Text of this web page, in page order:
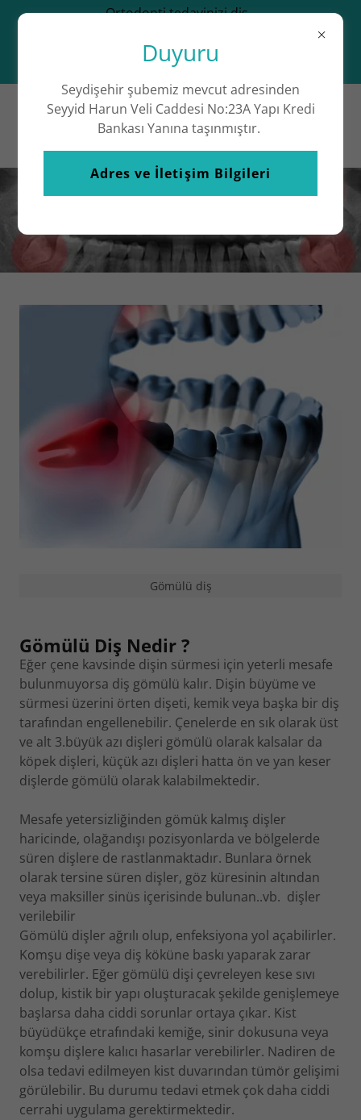
Ortodonti tedavinizi diş
ödeyebileceğinizi biliyor
muydunuz?
Gömülü Diş Nedir ?
Eğer çene kavsinde dişin sürmesi için yeterli mesafe
bulunmuyorsa diş gömülü kalır. Dişin büyüme ve
sürmesi üzerini örten dişeti, kemik veya başka bir diş
tarafından engellenebilir. Çenelerde en sık olarak üst
ve alt 3.büyük azı dişleri gömülü olarak kalsalar da
köpek dişleri, küçük azı dişleri hatta ön ve yan keser
dişlerde gömülü olarak kalabilmektedir.
Mesafe yetersizliğinden gömük kalmış dişler
haricinde, olağandışı pozisyonlarda ve bölgelerde
süren dişlere de rastlanmaktadır. Bunlara örnek
olarak tersine süren dişler, göz küresinin altından
veya maksiller sinüs içerisinde bulunan..vb. dişler
verilebilir
Gömülü dişler ağrılı olup, enfeksiyona yol açabilirler.
Komşu dişe veya diş köküne baskı yaparak zarar
verebilirler. Eğer gömülü dişi çevreleyen kese sıvı
dolup, kistik bir yapı oluşturacak şekilde genişlemeye
başlarsa daha ciddi sorunlar ortaya çıkar. Kist
büyüdükçe etrafındaki kemiğe, sinir dokusuna veya
komşu dişlere kalıcı hasarlar verebilirler. Nadiren de
olsa tedavi edilmeyen kist duvarından tümör gelişimi
görülebilir. Bu durumu tedavi etmek çok daha ciddi
cerrahi uygulama gerektirmektedir.
Gömülü diş
Duyuru
Seydişehir şubemiz mevcut adresinden
Seyyid Harun Veli Caddesi No:23A Yapı Kredi
Bankası Yanına taşınmıştır.
Adres ve İletişim Bilgileri